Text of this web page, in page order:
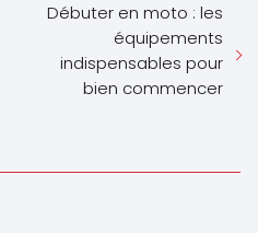
Débuter en moto : les
équipements
indispensables pour
bien commencer